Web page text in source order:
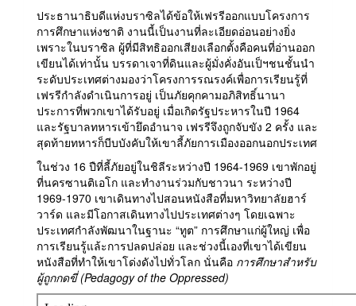
ประธานาธิบดีแห่งบราซิลได้ข้อให้เฟรรีออกแบบโครงการ
การศึกษาแห่งชาติ งานนี้เป็นงานที่ละเอียดอ่อนอย่างยิ่ง
เพราะในบราซิล ผู้ที่มีสิทธิออกเสียงเลือกตั้งคือคนที่อ่านออก
เขียนได้เท่านั้น บรรดาเจาที่ดินและผู้มั่งคั่งอันเป็ฯชนชั้นนำ
ระดับประเทศต่างมองว่าโครงการรณรงค์เพื่อการเรียนรู้ที่
เฟรรีกำลังดำเนินการอยู่ เป็นภัยคุกคามอภิสิทธิ์นานา
ประการที่พวกเขาได้รับอยู่ เมื่อเกิดรัฐประหารในปี 1964
และรัฐบาลทหารเข้ายึดอำนาจ เฟรรีจึงถูกจับขัง 2 ครั้ง และ
สุดท้ายทหารก็บีบบังคับให้เขาลี้ภัยการเมืองออกนอกประเทศ
ในช่วง 16 ปืที่ลี้ภัยอยู่ในชิลีระหว่างปี 1964-1969 เขาพักอยู่
ที่นครซานติเอโก และทำงานร่วมกับชาวนา ระหว่างปี
1969-1970 เขาเดินทางไปสอนหนังสือที่มหาวิทยาลัยฮาร์
วาร์ด และมีโอกาสเดินทางไปประเทศต่างๆ โดยเฉพาะ
ประเทศกำลังพัฒนาในฐานะ “ทูต” การศึกษาแก่ผู้ใหญ่ เพื่อ
การเรียนรู้แล้ะการปลดปล่อย และช่วงนี้เองที่เขาได้เขียน
หนังสือที่ทำให้เขาโด่งดังไปทั่วโลก นั่นคือ การศึกษาสำหรับ
ผู้ถูกกดขี่ (Pedagogy of the Oppressed)